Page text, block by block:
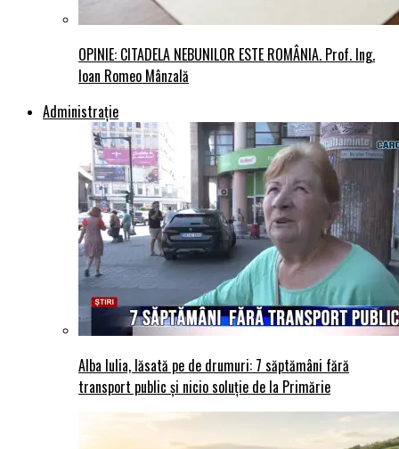
OPINIE: CITADELA NEBUNILOR ESTE ROMÂNIA. Prof. Ing.
Ioan Romeo Mânzală
Administraţie
Alba Iulia, lăsată pe de drumuri: 7 săptămâni fără
transport public și nicio soluție de la Primărie